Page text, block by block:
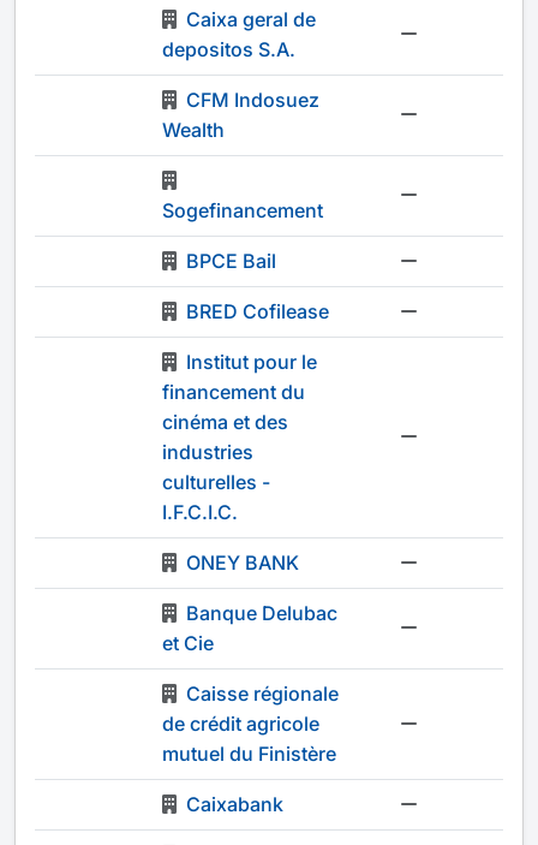
Caixa geral de
depositos S.A.
CFM Indosuez
Wealth
Sogefinancement
BPCE Bail
BRED Cofilease
Institut pour le
financement du
cinéma et des
industries
culturelles -
I.F.C.I.C.
ONEY BANK
Banque Delubac
et Cie
Caisse régionale
de crédit agricole
mutuel du Finistère
Caixabank